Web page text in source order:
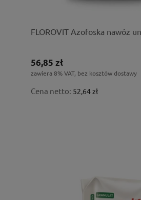
FLOROVIT Azofoska nawóz
56,85 zł
zawiera 8% VAT, bez kosztów dostawy
Cena netto: 52,64 zł